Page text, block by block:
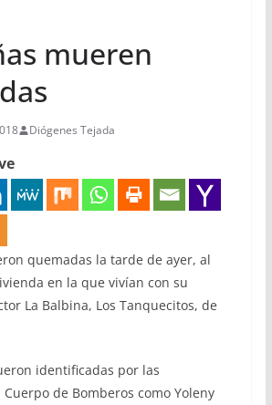
mueren
Diógenes Tejada
quemadas la tarde de ayer, al
en la que vivían con su
La Balbina, Los Tanquecitos, de
identificadas por las
de Bomberos como Yoleny